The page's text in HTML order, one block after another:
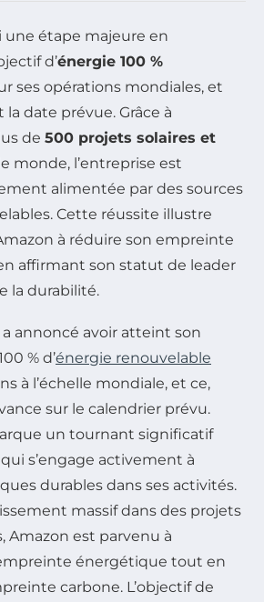
une étape majeure en
d’énergie 100 %
ses opérations mondiales, et
la date prévue. Grâce à
de 500 projets solaires et
monde, l’entreprise est
alimentée par des sources
Cette réussite illustre
à réduire son empreinte
affirmant son statut de leader
la durabilité.
a annoncé avoir atteint son
% d’énergie renouvelable
à l’échelle mondiale, et ce,
sur le calendrier prévu.
un tournant significatif
s’engage activement à
durables dans ses activités.
massif dans des projets
Amazon est parvenu à
énergétique tout en
carbone. L’objectif de